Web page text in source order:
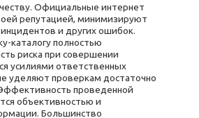
Официальные интернет
репутацией, минимизируют
и других ошибок.
каталогу полностью
риска при совершении
усилиями ответственных
уделяют проверкам достаточно
проведенной
объективностью и
Большинство